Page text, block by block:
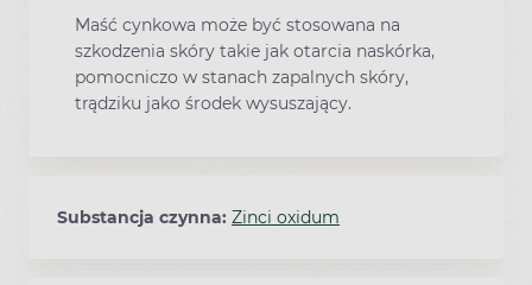
Maść cynkowa może być stosowana na
szkodzenia skóry takie jak otarcia naskórka,
pomocniczo w stanach zapalnych skóry,
trądziku jako środek wysuszający.
Substancja czynna: Zinci oxidum